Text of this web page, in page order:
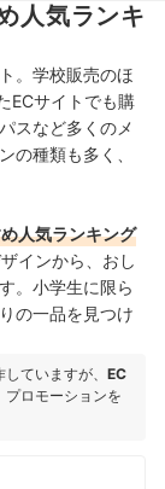
人気ランキ
。学校販売のほ
ECサイトでも購
スなど多くのメ
の種類も多く、
人気ランキング
インから、おし
。小学生に限ら
の一品を見つけ
ていますが、 EC
プロモーションを